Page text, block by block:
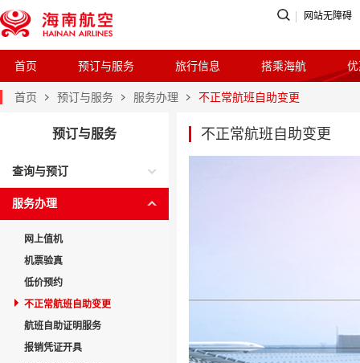
网站无障碍
首页 预订与服务 旅行信息 搭乘海航
首页 预订与服务 服务办理 不正常航班自助变更
预订与服务
查询与预订
服务办理
网上值机
机票验真
低价预约
不正常航班自助变更
航班自助证明服务
报销凭证开具
不正常航班自助变更